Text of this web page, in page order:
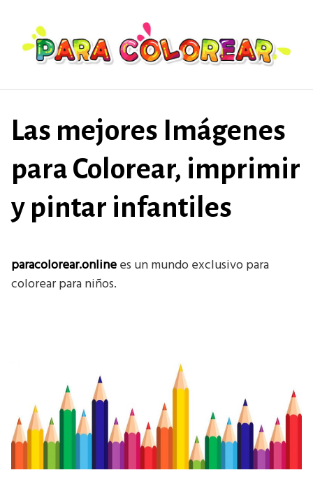
contenido
Las mejores Imágenes
para Colorear, imprimir
y pintar infantiles
paracolorear.onlinees un mundo exclusivo para
colorear para niños.